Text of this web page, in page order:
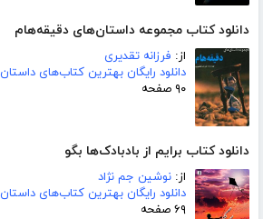
دانلود کتاب مجموعه داستان‌های دقیقه‌هام
از: فرزانه تقدیری
دانلود رایگان بهترین کتاب‌های داستان
۹۰ صفحه
دانلود کتاب برایم از بادبادک‌ها بگو
از: نوشین جم نژاد
دانلود رایگان بهترین کتاب‌های داستان
۶۹ صفحه